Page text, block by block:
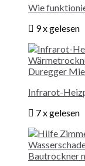
Wie
9 x gelesen
Infrarot-
7 x gelesen